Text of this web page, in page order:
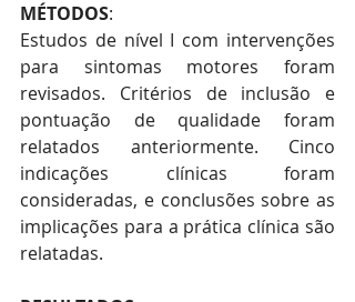
MÉTODOS:
Estudos de nível I com intervenções
para sintomas motores foram
revisados. Critérios de inclusão e
pontuação de qualidade foram
relatados anteriormente. Cinco
indicações clínicas foram
consideradas, e conclusões sobre as
implicações para a prática clínica são
relatadas.